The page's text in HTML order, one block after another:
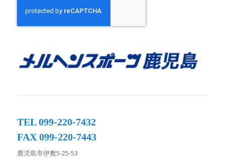
TEL 099-220-7432
FAX 099-220-7443
鹿児島市伊敷5-25-53